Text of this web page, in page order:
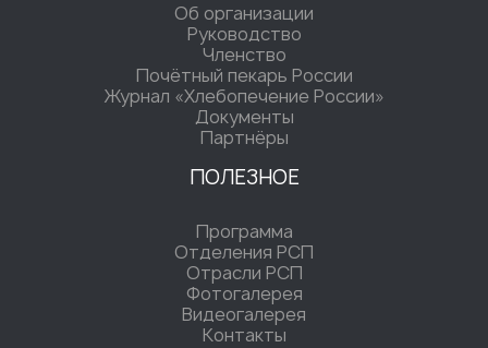
Об организации
Руководство
Членство
Почётный пекарь России
Журнал «Хлебопечение России»
Документы
Партнёры
ПОЛЕЗНОЕ
Программа
Отделения РСП
Отрасли РСП
Фотогалерея
Видеогалерея
Контакты